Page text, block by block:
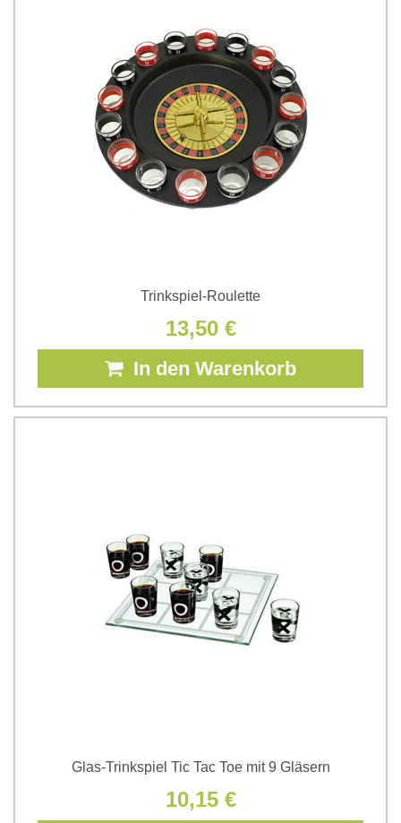
Trinkspiel-Roulette
13,50 €
In den Warenkorb
Glas-Trinkspiel Tic Tac Toe mit 9 Gläsern
10,15 €